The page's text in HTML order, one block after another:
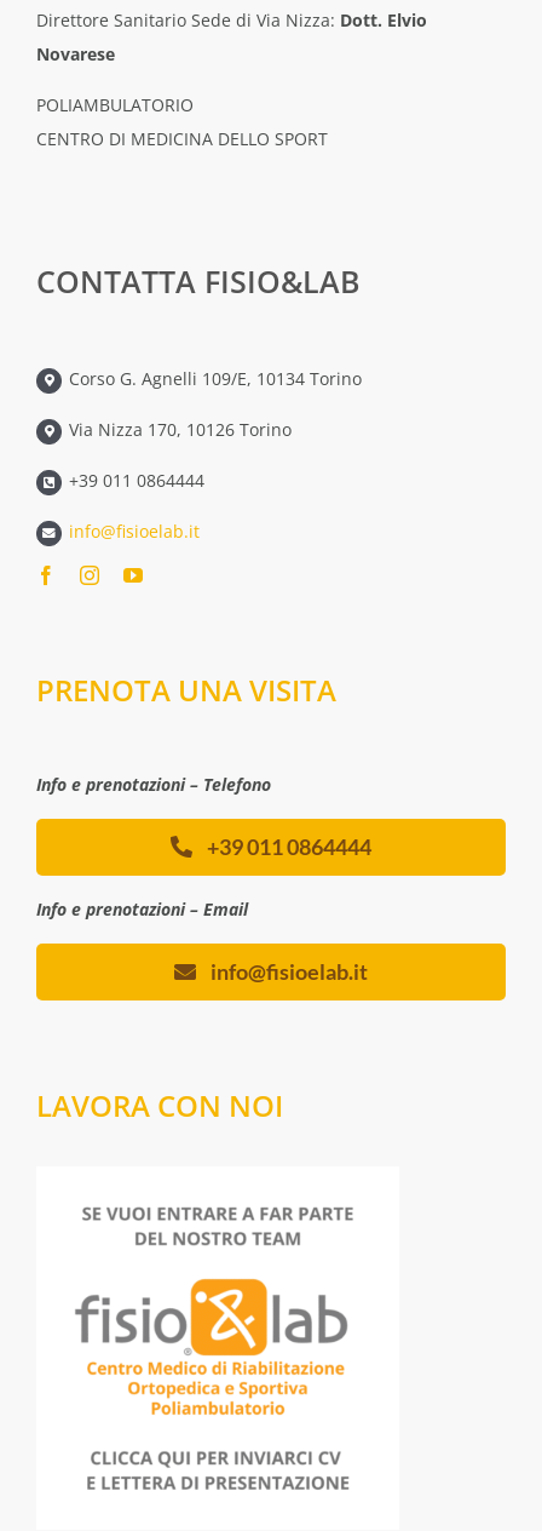
Direttore Sanitario Sede di Via Nizza: Dott. Elvio
Novarese
POLIAMBULATORIO
CENTRO DI MEDICINA DELLO SPORT
CONTATTA FISIO&LAB
Corso G. Agnelli 109/E, 10134 Torino
Via Nizza 170, 10126 Torino
+39 011 0864444
info@fisioelab.it
PRENOTA UNA VISITA
Info e prenotazioni – Telefono
+39 011 0864444
Info e prenotazioni – Email
info@fisioelab.it
LAVORA CON NOI